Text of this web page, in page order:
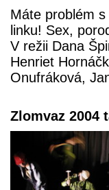
Máte problém
linku! Sex,
V režii Dana
Henriet
Onufráková,
Zlomvaz 2004